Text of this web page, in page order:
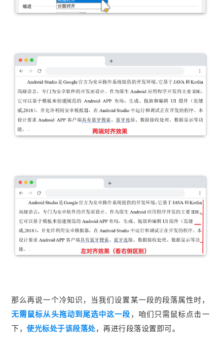
那么再说一个冷知识，当我们设置某一段的段落属性时，
无需鼠标从头拖动到尾选中这一段 ，咱们只需鼠标点击一
下， 使光标处于该段落处，再进行段落设置即可。